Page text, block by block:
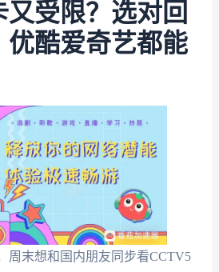
又受限？选对回
优酷爱奇艺都能
周末想和国内朋友同步看CCTV5